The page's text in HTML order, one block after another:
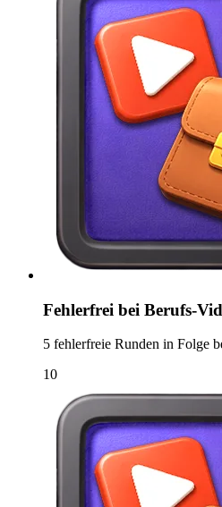
Fehlerfrei bei Berufs-
5 fehlerfreie Runden in Folge
10